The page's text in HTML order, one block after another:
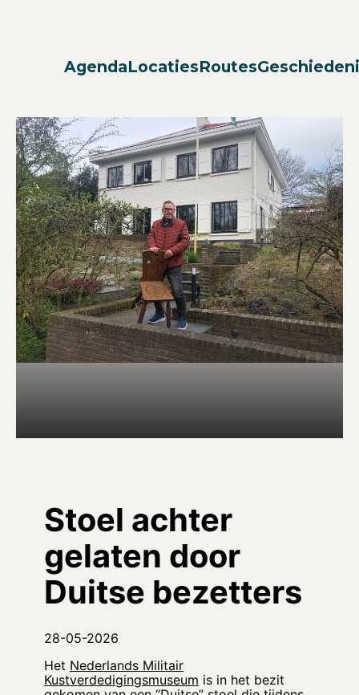
AgendaLocatiesRoutes
Stoel achter
gelaten door
Duitse bezetters
28-05-2026
Het Nederlands Militair
Kustverdedigingsmuseum is in het bezit